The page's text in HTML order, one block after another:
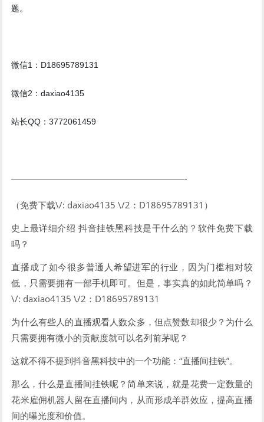
题。
微信1：D18695789131
微信2：daxiao4135
站长QQ：3772061459
—————————————————————-
（免费下载\/: daxiao4135 \/2：D18695789131）
史上最详细介绍 抖音挂铁黑科技是干什么的？软件免费下载
吗？
直播成了如今很多普通人希望进军的行业，因为门槛相对较
低，只需要拥有一部手机即可。但是，事实真的如此简单吗？
\/: daxiao4135 \/2：D18695789131
为什么有些人的直播观看人数众多，但点赞数却很少？为什么
只需要拥有微小的贡献度就可以名列前茅呢？
这就不得不提到抖音黑科技中的一个功能：“直播间挂铁”。
那么，什么是直播间挂铁呢？简单来说，就是花费一定数量的
花米雇佣机器人留在直播间内，从而形成羊群效应，提高直播
间的曝光度和价值。